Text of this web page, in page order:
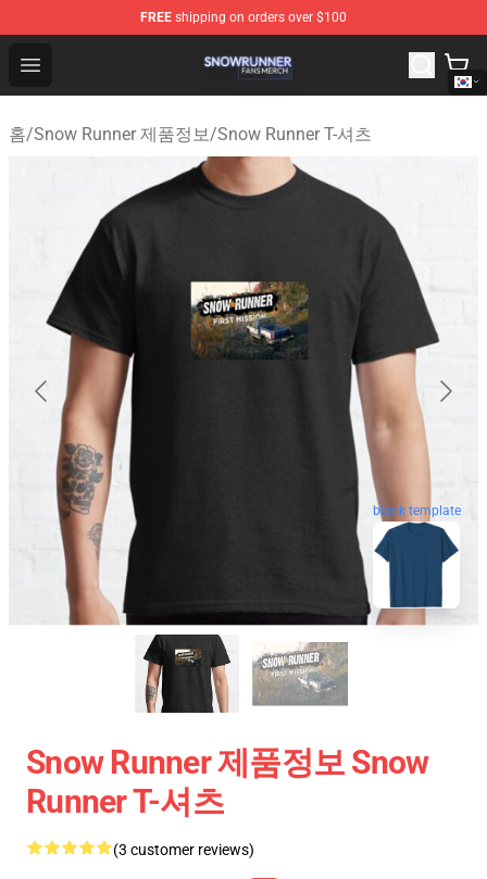
FREE shipping on orders over $100
Open menu
Snow Runner Shop - Official Snow Runner Merchandise
홈/Snow Runner 제품정보/Snow Runner T-셔츠
blank template
Snow Runner 제품정보 Snow
Runner T-셔츠
(3 customer reviews)